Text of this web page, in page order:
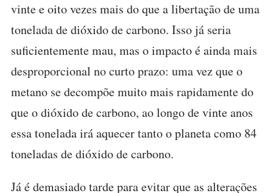
vinte e oito vezes mais do que a libertação de uma
tonelada de dióxido de carbono. Isso já seria
suficientemente mau, mas o impacto é ainda mais
desproporcional no curto prazo: uma vez que o
metano se decompõe muito mais rapidamente do
que o dióxido de carbono, ao longo de vinte anos
essa tonelada irá aquecer tanto o planeta como 84
toneladas de dióxido de carbono.
Já é demasiado tarde para evitar que as alterações